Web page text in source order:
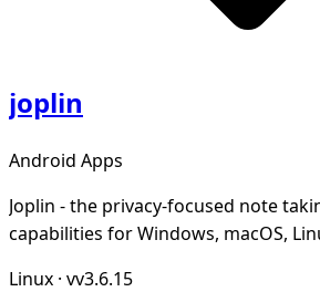
joplin
Android Apps
Joplin - the privacy-focused note
capabilities for Windows, macOS,
Linux · vv3.6.15